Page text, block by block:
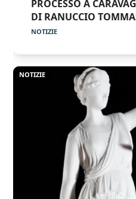
PROCESSO A
DI RANUCCIO
NOTIZIE
NOTIZIE